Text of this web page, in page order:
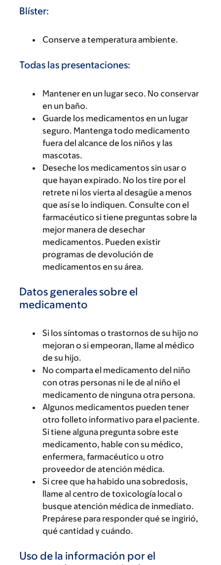
Blíster:
Conserve a temperatura ambiente.
Todas las presentaciones:
Mantener en un lugar seco. No conservar
en un baño.
Guarde los medicamentos en un lugar
seguro. Mantenga todo medicamento
fuera del alcance de los niños y las
mascotas.
Deseche los medicamentos sin usar o
que hayan expirado. No los tire por el
retrete ni los vierta al desagüe a menos
que así se lo indiquen. Consulte con el
farmacéutico si tiene preguntas sobre la
mejor manera de desechar
medicamentos. Pueden existir
programas de devolución de
medicamentos en su área.
Datos generales sobre el
medicamento
Si los síntomas o trastornos de su hijo no
mejoran o si empeoran, llame al médico
de su hijo.
No comparta el medicamento del niño
con otras personas ni le de al niño el
medicamento de ninguna otra persona.
Algunos medicamentos pueden tener
otro folleto informativo para el paciente.
Si tiene alguna pregunta sobre este
medicamento, hable con su médico,
enfermera, farmacéutico u otro
proveedor de atención médica.
Si cree que ha habido una sobredosis,
llame al centro de toxicología local o
busque atención médica de inmediato.
Prepárese para responder qué se ingirió,
qué cantidad y cuándo.
Uso de la información por el